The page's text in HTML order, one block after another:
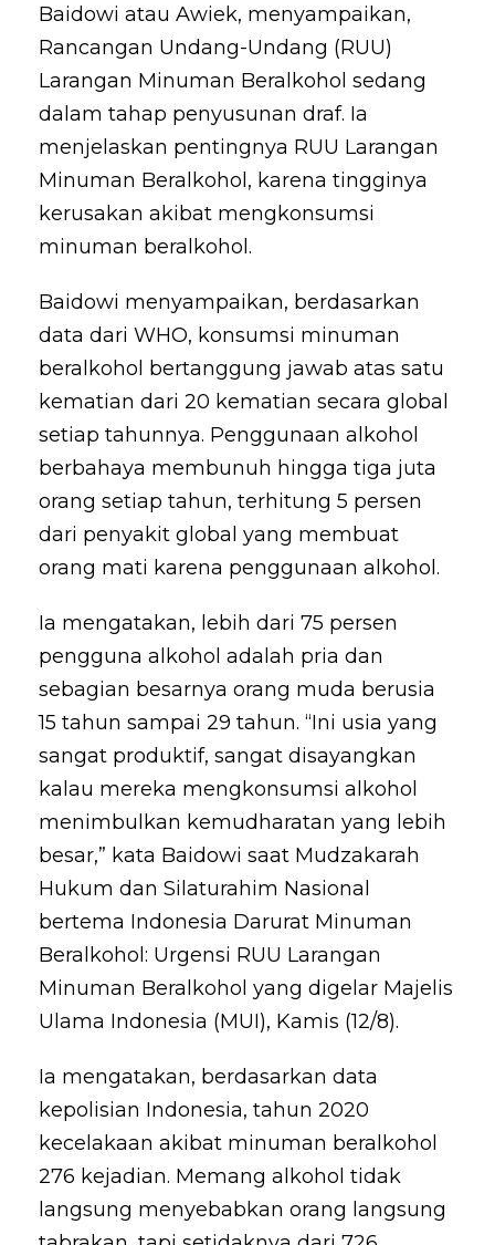
Baidowi atau Awiek, menyampaikan,
Rancangan Undang-Undang (RUU)
Larangan Minuman Beralkohol sedang
dalam tahap penyusunan draf. Ia
menjelaskan pentingnya RUU Larangan
Minuman Beralkohol, karena tingginya
kerusakan akibat mengkonsumsi
minuman beralkohol.
Baidowi menyampaikan, berdasarkan
data dari WHO, konsumsi minuman
beralkohol bertanggung jawab atas satu
kematian dari 20 kematian secara global
setiap tahunnya. Penggunaan alkohol
berbahaya membunuh hingga tiga juta
orang setiap tahun, terhitung 5 persen
dari penyakit global yang membuat
orang mati karena penggunaan alkohol.
Ia mengatakan, lebih dari 75 persen
pengguna alkohol adalah pria dan
sebagian besarnya orang muda berusia
15 tahun sampai 29 tahun. “Ini usia yang
sangat produktif, sangat disayangkan
kalau mereka mengkonsumsi alkohol
menimbulkan kemudharatan yang lebih
besar,” kata Baidowi saat Mudzakarah
Hukum dan Silaturahim Nasional
bertema Indonesia Darurat Minuman
Beralkohol: Urgensi RUU Larangan
Minuman Beralkohol yang digelar Majelis
Ulama Indonesia (MUI), Kamis (12/8).
Ia mengatakan, berdasarkan data
kepolisian Indonesia, tahun 2020
kecelakaan akibat minuman beralkohol
276 kejadian. Memang alkohol tidak
langsung menyebabkan orang langsung